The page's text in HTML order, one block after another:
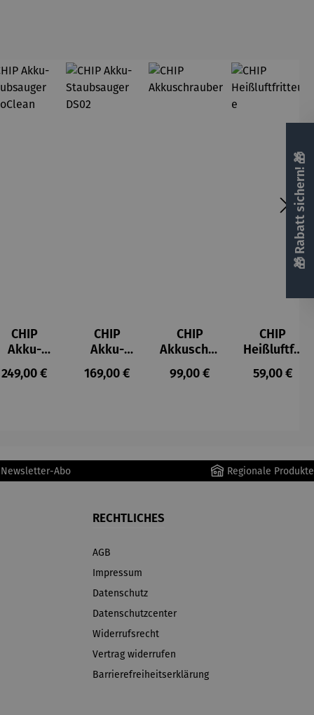
CHIP
Akku-
Staubsau
ger
Regulärer Preis:
249,00 €
CHIP
Akku-
Staubsau
ger DS02
Regulärer Preis:
169,00 €
CHIP
Akkuschra
uber
Regulärer Preis:
99,00 €
CHIP
Heißluftfri
tteuse
Regulärer
59,00 €
Abo Regionale Produkte
RECHTLICHES
AGB
Impressum
Datenschutz
Datenschutzcenter
Widerrufsrecht
Vertrag widerrufen
Barrierefreiheitserklärung
🎁 Rabatt sichern! 🎁